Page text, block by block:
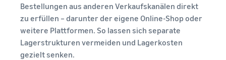
Bestellungen aus anderen Verkaufskanälen direkt
zu erfüllen – darunter der eigene Online-Shop oder
weitere Plattformen. So lassen sich separate
Lagerstrukturen vermeiden und Lagerkosten
gezielt senken.